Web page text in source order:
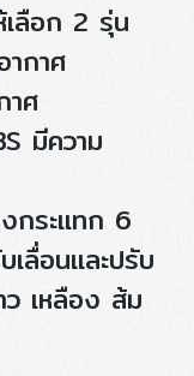
ลือก 2 รุ่น
ากาศ
าศ
มีความ
กระแทก 6
ลื่อนและปรับ
เหลือง ส้ม